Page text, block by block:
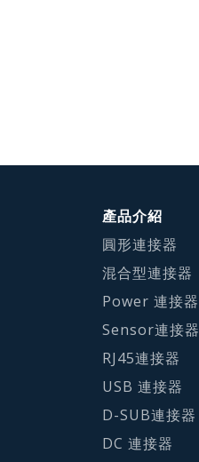
產品介紹
圓形連接器
混合型連接器
Power 連接器
Sensor連接器
RJ45連接器
USB 連接器
D-SUB連接器
DC 連接器